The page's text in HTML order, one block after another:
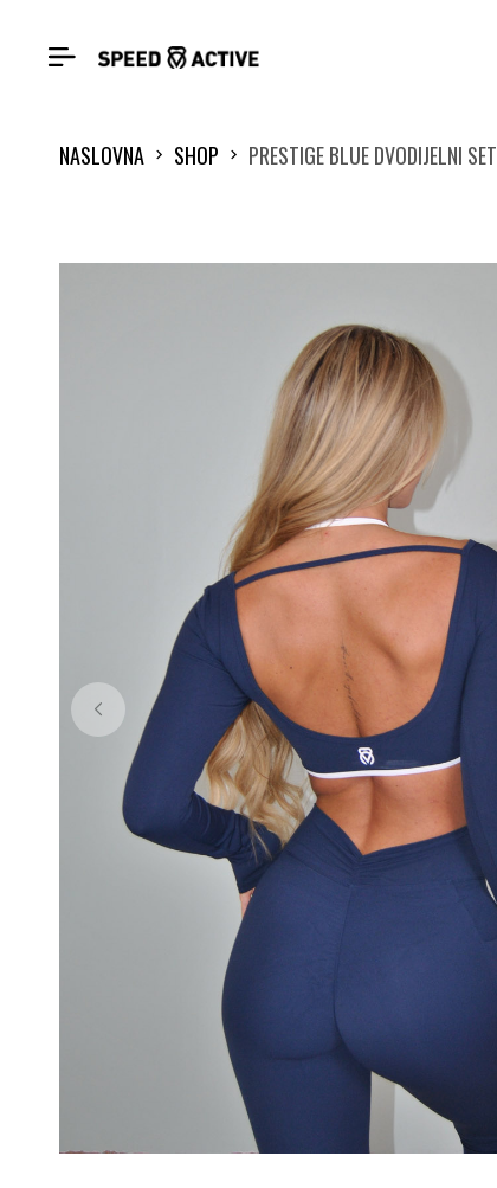
NASLOVNA SHOP PRESTIGE BLUE DVODIJELNI SET